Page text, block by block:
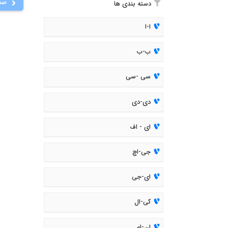
دسته بندی ها
ا-ا
ب-ب
سی -سی
دی-دی
ای - اف
جی-اچ
ای-جی
کی-ال